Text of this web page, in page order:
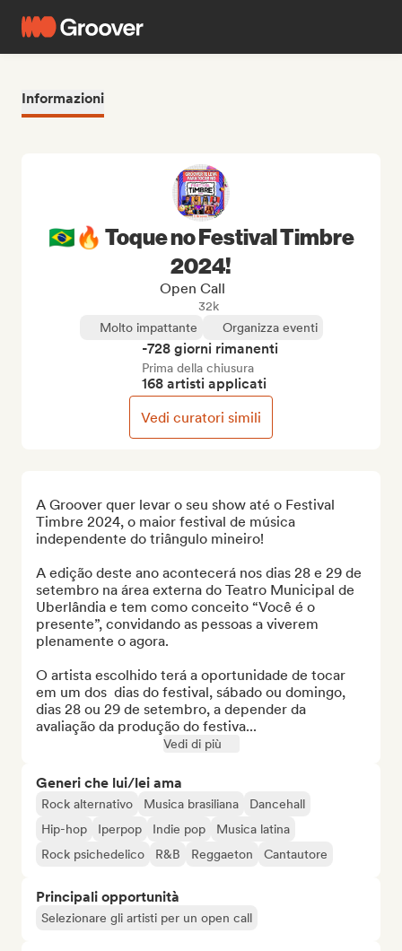
Informazioni
A Groover quer levar o seu show até o Festival
Timbre 2024, o maior festival de música
independente do triângulo mineiro!
A edição deste ano acontecerá nos dias 28 e 29 de
setembro na área externa do Teatro Municipal de
Uberlândia e tem como conceito “Você é o
presente”, convidando as pessoas a viverem
plenamente o agora.
O artista escolhido terá a oportunidade de tocar
em um dos  dias do festival, sábado ou domingo,
dias 28 ou 29 de setembro, a depender da
avaliação da produção do festiva...
Vedi di più
Generi che lui/lei ama
Rock alternativo Musica brasiliana
Dancehall
Hip-hop
Iperpop Indie pop
Musica latina
Rock psichedelico
R&B Reggaeton Cantautore
Principali opportunità
Selezionare gli artisti per un open call
🇧🇷🔥 Toque no Festival Timbre
2024!
Open Call
32k
Molto impattante
Organizza eventi
-728 giorni rimanenti
Prima della chiusura
168 artisti applicati
Vedi curatori simili